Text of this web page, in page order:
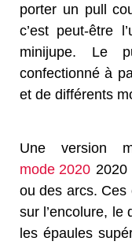
porter un pull
c’est peut-être
minijupe. Le
confectionné à
et de différents
Une version
mode 2020
ou des arcs. Ces
sur l’encolure, le
les épaules